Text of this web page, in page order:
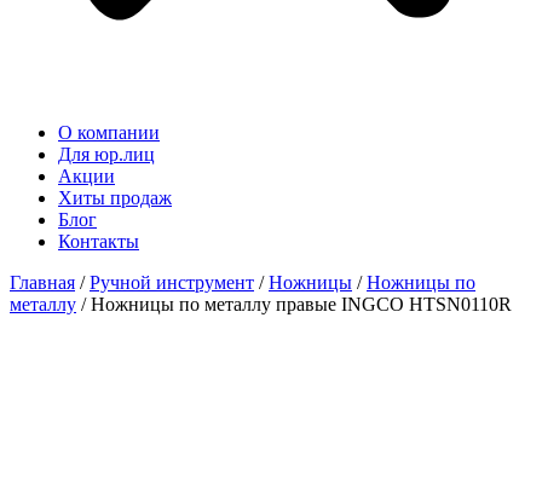
О компании
Для юр.лиц
Акции
Хиты продаж
Блог
Контакты
Главная /Ручной инструмент /Ножницы /Ножницы по
металлу / Ножницы по металлу правые INGCO HTSN0110R